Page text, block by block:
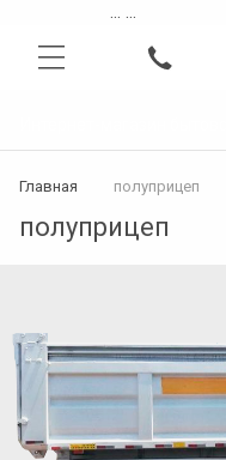
... ...
Главная полуприцеп
полуприцеп